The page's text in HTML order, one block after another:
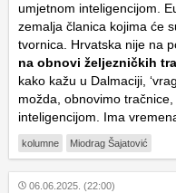
umjetnom inteligencijom.
zemalja članica kojima će
tvornica. Hrvatska nije na
na obnovi željezničkih
kako kažu u Dalmaciji,
možda, obnovimo
inteligencijom. Ima
kolumne Miodrag Šajatović
06.06.2025. (22:00)